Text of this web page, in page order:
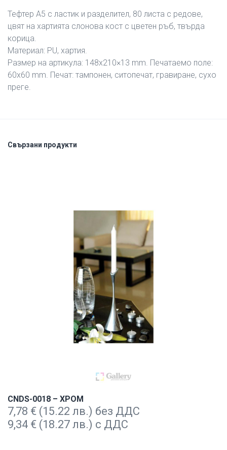
Тефтер A5 с ластик и разделител, 80 листа с редове,
цвят на хартията слонова кост с цветен ръб, твърда
корица.
Материал: PU, хартия.
Размер на артикула: 148х210×13 mm. Печатаемо поле:
60х60 mm. Печат: тампонен, ситопечат, гравиране, сухо
преге.
Свързани продукти
CNDS-0018 – ХРОМ
7,78 € (15.22 лв.) без ДДС
9,34 € (18.27 лв.) с ДДС